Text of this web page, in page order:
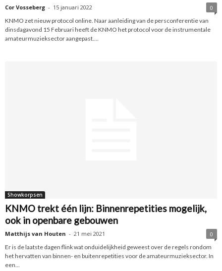
Cor Vosseberg - 15 januari 2022
0
KNMO zet nieuw protocol online. Naar aanleiding van de persconferentie van
dinsdagavond 15 Februari heeft de KNMO het protocol voor de instrumentale
amateurmuzieksector aangepast....
Showkorpsen
KNMO trekt één lijn: Binnenrepetities mogelijk,
ook in openbare gebouwen
Matthijs van Houten - 21 mei 2021
0
Er is de laatste dagen flink wat onduidelijkheid geweest over de regels rondom
het hervatten van binnen- en buitenrepetities voor de amateurmuzieksector. In
een...